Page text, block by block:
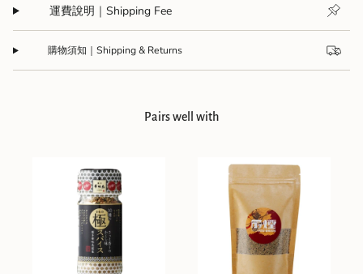
運費說明｜Shipping Fee
購物須知｜Shipping & Returns
Pairs well with